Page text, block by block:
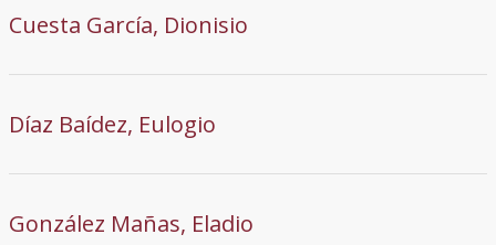
Cuesta García, Dionisio
Díaz Baídez, Eulogio
González Mañas, Eladio